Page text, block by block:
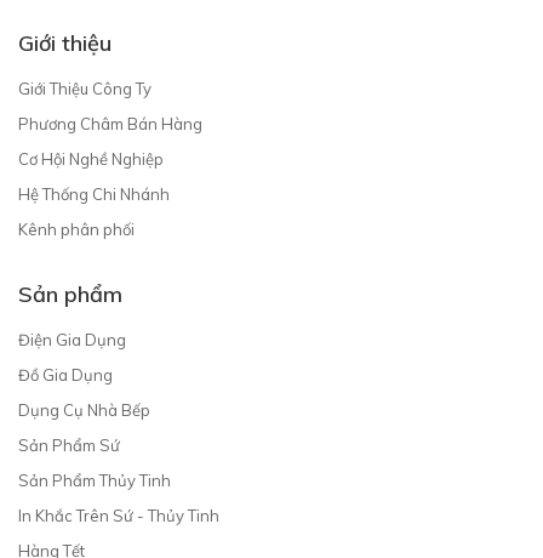
Giới thiệu
Giới Thiệu Công Ty
Phương Châm Bán Hàng
Cơ Hội Nghề Nghiệp
Hệ Thống Chi Nhánh
Kênh phân phối
Sản phẩm
Điện Gia Dụng
Đồ Gia Dụng
Dụng Cụ Nhà Bếp
Sản Phẩm Sứ
Sản Phẩm Thủy Tinh
In Khắc Trên Sứ - Thủy Tinh
Hàng Tết